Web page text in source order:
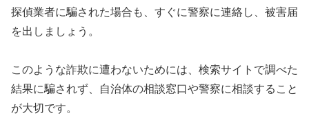
探偵業者に騙された場合も、すぐに警察に連絡し、被害届
を出しましょう。
このような詐欺に遭わないためには、検索サイトで調べた
結果に騙されず、自治体の相談窓口や警察に相談すること
が大切です。